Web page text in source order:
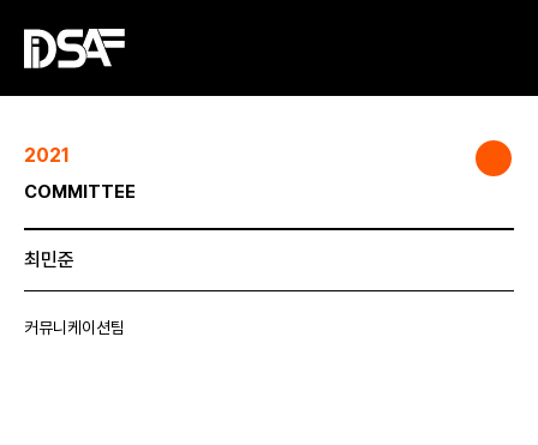
2021
COMMITTEE
최민준
커뮤니케이션팀